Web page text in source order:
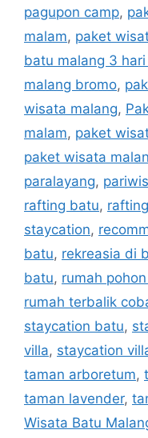
pagupon camp,
malam, paket
batu malang 3
malang bromo,
wisata malang,
malam, paket
paket wisata
paralayang,
rafting batu,
staycation,
batu, rekreasia di
batu, rumah
rumah terbalik
staycation batu,
villa, staycation
taman arboretum,
taman lavender,
Wisata Batu